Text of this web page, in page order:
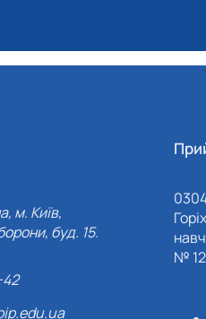
м. Київ,
буд. 15.
№